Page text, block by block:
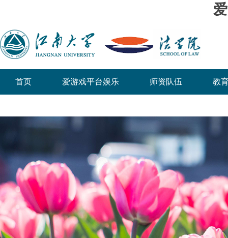
首页 爱游戏平台娱乐 师资队伍 教